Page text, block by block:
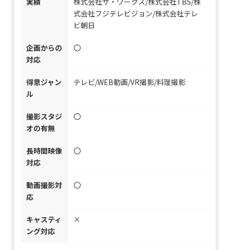
式会社フジテレビジョン/株式会社テレ
ビ朝日
企画からの
対応
〇
得意ジャン
ル
テレビ/WEB動画/VR撮影/料理撮影
撮影スタジ
オの有無
〇
長時間映像
対応
〇
動画撮影対
応
〇
キャスティ
ング対応
×